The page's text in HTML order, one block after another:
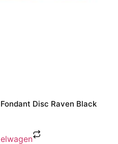
Disc Raven Black